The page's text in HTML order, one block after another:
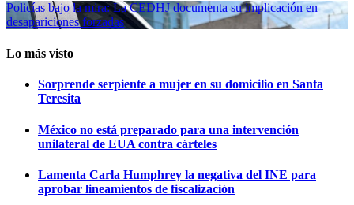
Policías bajo la mira: La CEDHJ documenta su implicación en
desapariciones forzadas
Lo más visto
Sorprende serpiente a mujer en su domicilio en Santa
Teresita
México no está preparado para una intervención
unilateral de EUA contra cárteles
Lamenta Carla Humphrey la negativa del INE para
aprobar lineamientos de fiscalización